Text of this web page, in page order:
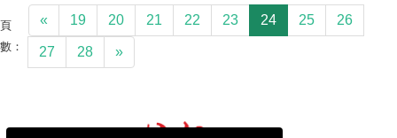
頁
數：
« 19 20 21 22 23 24 25 26
27 28 »